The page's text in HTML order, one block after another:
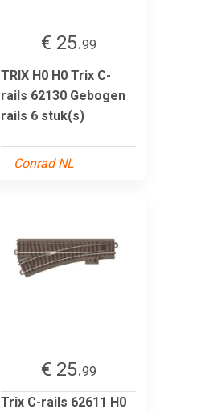
€ 25.99
TRIX H0 H0 Trix C-
rails 62130 Gebogen
rails 6 stuk(s)
Conrad NL
€ 25.99
Trix C-rails 62611 H0